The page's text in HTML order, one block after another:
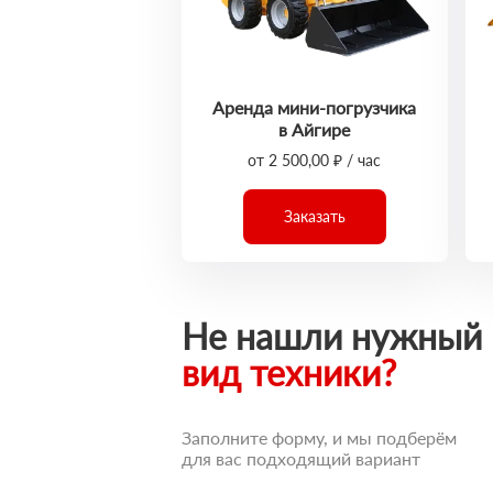
Аренда мини-погрузчика
в Айгире
от 2 500,00 ₽ / час
Заказать
Не нашли нужный
вид техники?
Заполните форму, и мы подберём
для вас подходящий вариант